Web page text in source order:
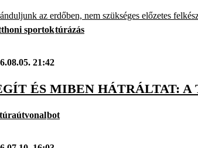
az erdőben, nem szükséges előzetes
sportoktúrázás
21:42
ÉS MIBEN HÁTRÁLTAT: A
túraútvonalbot